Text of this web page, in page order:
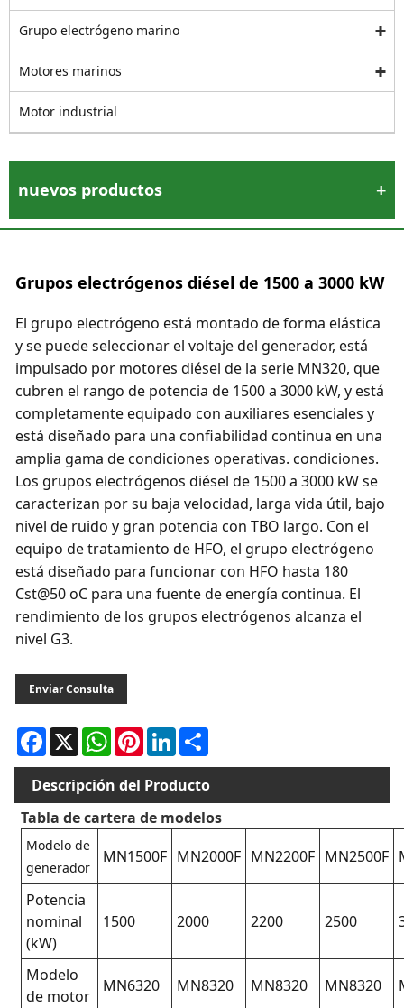
Grupo electrógeno marino
Motores marinos
Motor industrial
nuevos productos
Grupos electrógenos diésel de 1500 a 3000 kW
El grupo electrógeno está montado de forma elástica
y se puede seleccionar el voltaje del generador, está
impulsado por motores diésel de la serie MN320, que
cubren el rango de potencia de 1500 a 3000 kW, y está
completamente equipado con auxiliares esenciales y
está diseñado para una confiabilidad continua en una
amplia gama de condiciones operativas. condiciones.
Los grupos electrógenos diésel de 1500 a 3000 kW se
caracterizan por su baja velocidad, larga vida útil, bajo
nivel de ruido y gran potencia con TBO largo. Con el
equipo de tratamiento de HFO, el grupo electrógeno
está diseñado para funcionar con HFO hasta 180
Cst@50 oC para una fuente de energía continua. El
rendimiento de los grupos electrógenos alcanza el
nivel G3.
Enviar Consulta
Facebook
X WhatsApp
PinterestLinkedIn
Descripción del Producto
Tabla de cartera de modelos
Modelo de
generador
MN1500F MN2000F MN2200F MN2500F
Potencia
nominal
(kW)
1500 2000 2200 2500
Modelo
de motor
MN6320 MN8320 MN8320 MN8320